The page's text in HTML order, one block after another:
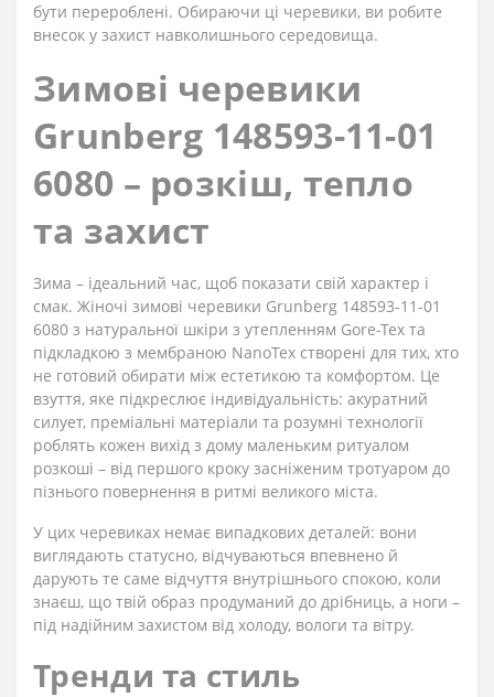
бути перероблені. Обираючи ці черевики, ви робите
внесок у захист навколишнього середовища.
Зимові черевики
Grunberg 148593-11-01
6080 – розкіш, тепло
та захист
Зима – ідеальний час, щоб показати свій характер і
смак. Жіночі зимові черевики Grunberg 148593-11-01
6080 з натуральної шкіри з утепленням Gore-Tex та
підкладкою з мембраною NanoTex створені для тих, хто
не готовий обирати між естетикою та комфортом. Це
взуття, яке підкреслює індивідуальність: акуратний
силует, преміальні матеріали та розумні технології
роблять кожен вихід з дому маленьким ритуалом
розкоші – від першого кроку засніженим тротуаром до
пізнього повернення в ритмі великого міста.
У цих черевиках немає випадкових деталей: вони
виглядають статусно, відчуваються впевнено й
дарують те саме відчуття внутрішнього спокою, коли
знаєш, що твій образ продуманий до дрібниць, а ноги –
під надійним захистом від холоду, вологи та вітру.
Тренди та стиль